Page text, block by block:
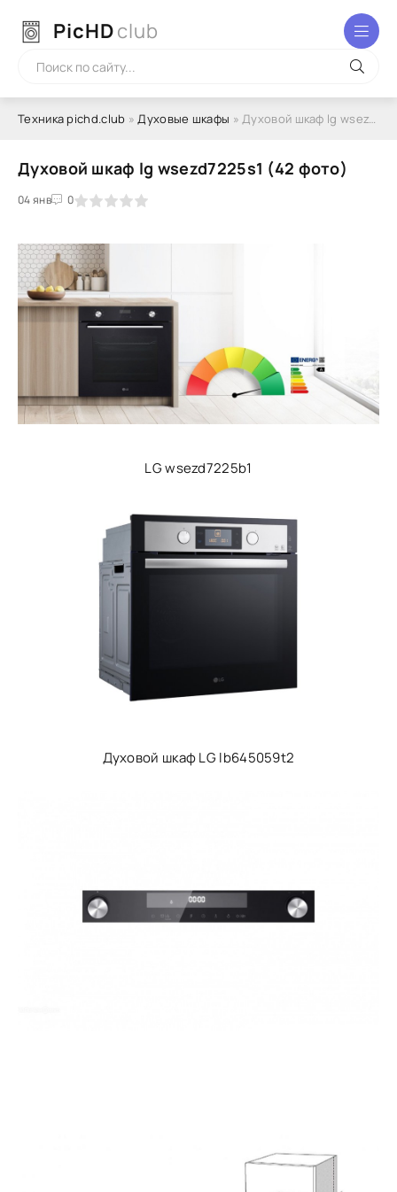
PicHDclub
Техника pichd.club »Духовые шкафы » Духовой шкаф lg wsezd7225s1 (42 фото)
Духовой шкаф lg wsezd7225s1 (42 фото)
04 янв 0
3 4 5
LG wsezd7225b1
Духовой шкаф LG lb645059t2